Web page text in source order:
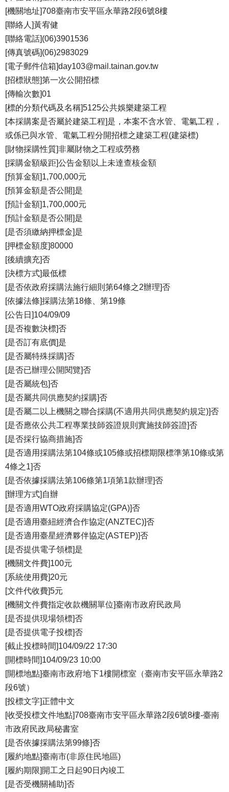
[機關地址]708臺南市安平區永華路2段6號8樓
[聯絡人]黃宥健
[聯絡電話](06)3901536
[傳真號碼](06)2983029
[電子郵件信箱]day103@mail.tainan.gov.tw
[招標狀態]第一次公開招標
[傳輸次數]01
[標的分類代碼及名稱]5125公共娛樂建築工程
[本採購案是否屬於建築工程]是，本案不含水管、電氣工程，
或係已與水管、電氣工程分開招標之建築工程(建築標)
[財物採購性質]非屬財物之工程或勞務
[採購金額級距]公告金額以上未達查核金額
[預算金額]1,700,000元
[預算金額是否公開]是
[預計金額]1,700,000元
[預計金額是否公開]是
[是否須繳納押標金]是
[押標金額度]80000
[後續擴充]否
[決標方式]最低標
[是否依政府採購法施行細則第64條之2辦理]否
[依據法條]採購法第18條、第19條
[公告日]104/09/09
[是否複數決標]否
[是否訂有底價]是
[是否屬特殊採購]否
[是否已辦理公開閱覽]否
[是否屬統包]否
[是否屬共同供應契約採購]否
[是否屬二以上機關之聯合採購(不適用共同供應契約規定)]否
[是否應依公共工程專業技師簽證規則實施技師簽證]否
[是否採行協商措施]否
[是否適用採購法第104條或105條或招標期限標準第10條或第
4條之1]否
[是否依據採購法第106條第1項第1款辦理]否
[辦理方式]自辦
[是否適用WTO政府採購協定(GPA)]否
[是否適用臺紐經濟合作協定(ANZTEC)]否
[是否適用臺星經濟夥伴協定(ASTEP)]否
[是否提供電子領標]是
[機關文件費]100元
[系統使用費]20元
[文件代收費]5元
[機關文件費指定收款機關單位]臺南市政府民政局
[是否提供現場領標]否
[是否提供電子投標]否
[截止投標時間]104/09/22 17:30
[開標時間]104/09/23 10:00
[開標地點]臺南市政府地下1樓開標室（臺南市安平區永華路2
段6號）
[投標文字]正體中文
[收受投標文件地點]708臺南市安平區永華路2段6號8樓-臺南
市政府民政局秘書室
[是否依據採購法第99條]否
[履約地點]臺南市(非原住民地區)
[履約期限]開工之日起90日內竣工
[是否受機關補助]否